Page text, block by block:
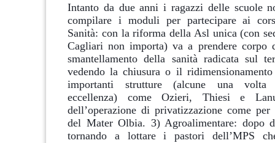
Intanto da due anni i ragazzi delle scuole
compilare i moduli per partecipare ai
Sanità: con la riforma della Asl unica (con
Cagliari non importa) va a prendere corpo
smantellamento della sanità radicata sul
vedendo la chiusura o il
importanti strutture (alcune una volta
eccellenza) come Ozieri, Thiesi e
dell’operazione di privatizzazione come per
del Mater Olbia. 3) Agroalimentare: dopo
tornando a lottare i pastori dell’MPS